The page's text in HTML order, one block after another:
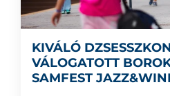
KIVÁLÓ
VÁLOGATOTT
SAMFEST